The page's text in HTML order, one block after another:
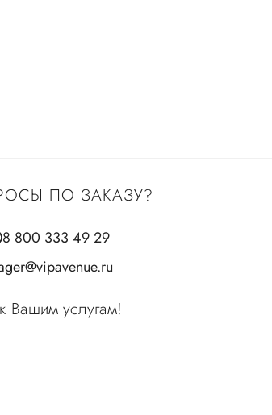
ПО ЗАКАЗУ?
8 800 333 49 29
Вашим услугам!